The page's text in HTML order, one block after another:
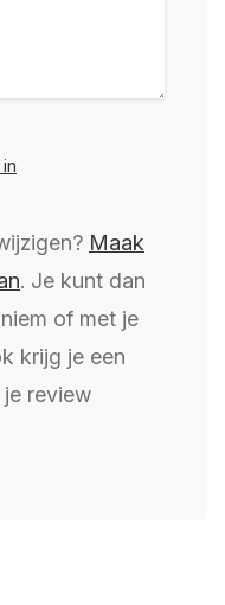
Maak
. Je kunt dan
of met je
krijg je een
review